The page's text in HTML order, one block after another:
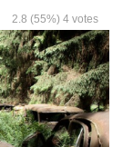
2.8 (55%) 4votes